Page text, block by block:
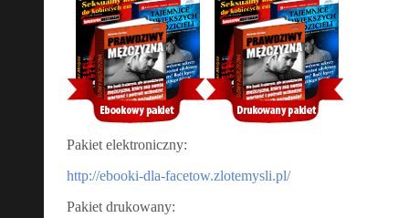
Pakiet elektroniczny:
http://ebooki-dla-facetow.zlotemysli.pl/
Pakiet drukowany: